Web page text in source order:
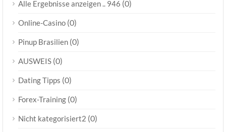
Alle Ergebnisse anzeigen .. 946 (0)
Online-Casino (0)
Pinup Brasilien (0)
AUSWEIS (0)
Dating Tipps (0)
Forex-Training (0)
Nicht kategorisiert2 (0)